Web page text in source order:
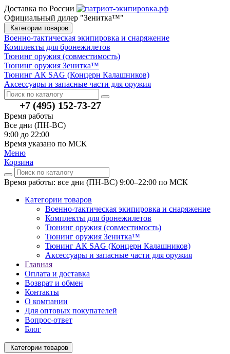
Доставка по России
Официальный дилер "Зенитка™"
Категории товаров
Военно-тактическая экипировка и снаряжение
Комплекты для бронежилетов
Тюнинг оружия (совместимость)
Тюнинг оружия Зенитка™
Тюнинг АК SAG (Концерн Калашников)
Аксессуары и запасные части для оружия
+7 (495) 152-73-27
Время работы
Все дни (ПН-ВС)
9:00 до 22:00
Время указано по МСК
Меню
Корзина
Время работы: все дни (ПН-ВС) 9:00–22:00 по МСК
Категории товаров
Военно-тактическая экипировка и снаряжение
Комплекты для бронежилетов
Тюнинг оружия (совместимость)
Тюнинг оружия Зенитка™
Тюнинг АК SAG (Концерн Калашников)
Аксессуары и запасные части для оружия
Главная
Оплата и доставка
Возврат и обмен
Контакты
О компании
Для оптовых покупателей
Вопрос-ответ
Блог
Категории товаров